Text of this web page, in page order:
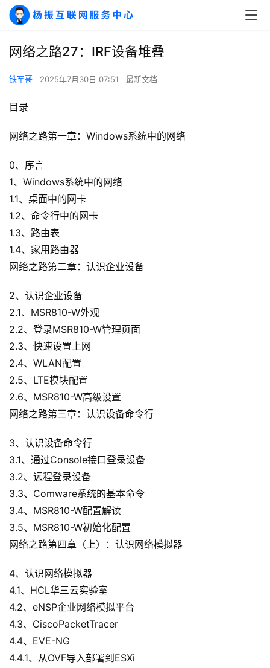
网络之路27：IRF设备堆叠
铁军哥 2025年7月30日 07:51 最新文档
目录
网络之路第一章：Windows系统中的网络
0、序言
1、Windows系统中的网络
1.1、桌面中的网卡
1.2、命令行中的网卡
1.3、路由表
1.4、家用路由器
网络之路第二章：认识企业设备
2、认识企业设备
2.1、MSR810-W外观
2.2、登录MSR810-W管理页面
2.3、快速设置上网
2.4、WLAN配置
2.5、LTE模块配置
2.6、MSR810-W高级设置
网络之路第三章：认识设备命令行
3、认识设备命令行
3.1、通过Console接口登录设备
3.2、远程登录设备
3.3、Comware系统的基本命令
3.4、MSR810-W配置解读
3.5、MSR810-W初始化配置
网络之路第四章（上）：认识网络模拟器
4、认识网络模拟器
4.1、HCL华三云实验室
4.2、eNSP企业网络模拟平台
4.3、CiscoPacketTracer
4.4、EVE-NG
4.4.1、从OVF导入部署到ESXi